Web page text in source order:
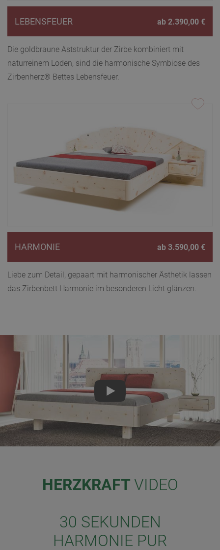
LEBENSFEUER ab 2.390,00 €
Die goldbraune Aststruktur der Zirbe kombiniert mit
naturreinem Loden, sind die harmonische Symbiose des
Zirbenherz® Bettes Lebensfeuer.
HARMONIE ab 3.590,00 €
Liebe zum Detail, gepaart mit harmonischer Ästhetik lassen
das Zirbenbett Harmonie im besonderen Licht glänzen.
HERZKRAFT VIDEO
30 SEKUNDEN
HARMONIE PUR